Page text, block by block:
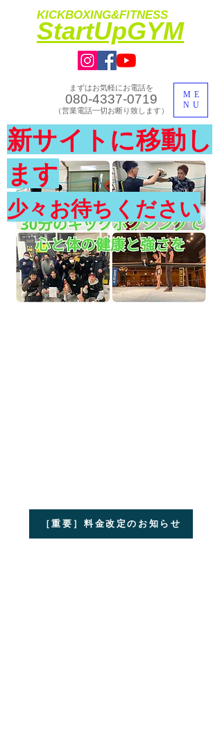
KICKBOXING&FITNESS
​StartUpGYM
ME
NU
まずはお気軽にお電話を
080-4337-0719
​（営業電話一切お断り致します）
​体験入会実施中
新サイトに移動し
ます
少々お待ちください
［重要］料金改定のお知らせ